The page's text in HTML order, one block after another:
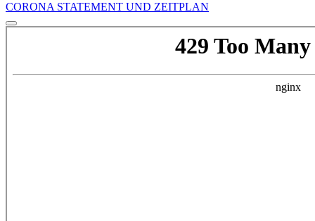
CORONA STATEMENT UND ZEITPLAN